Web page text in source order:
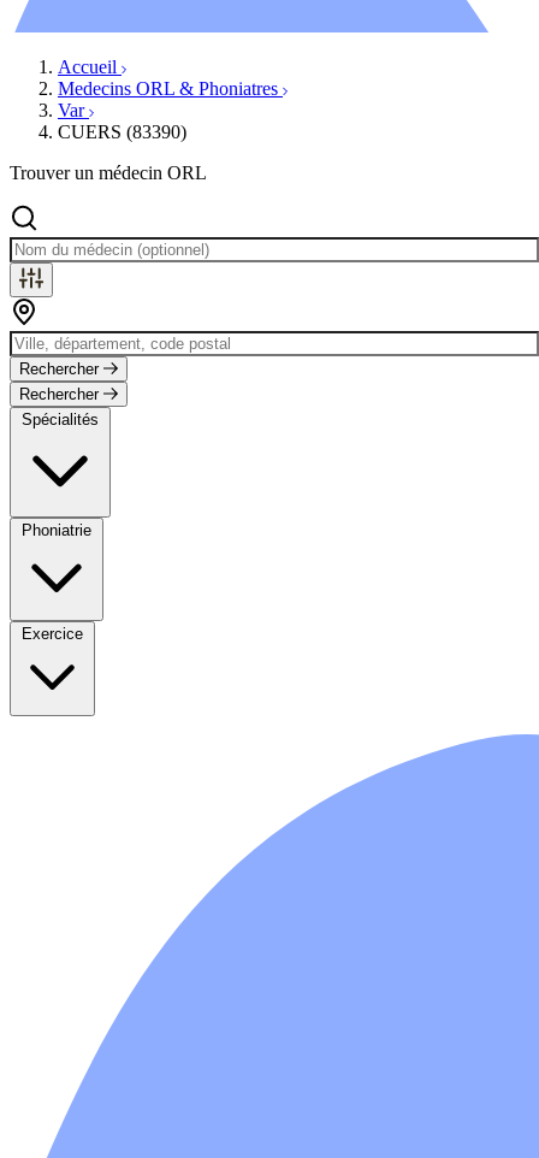
Accueil
Medecins ORL & Phoniatres
Var
CUERS (83390)
Trouver un médecin ORL
Rechercher
Rechercher
Spécialités
Phoniatrie
Exercice